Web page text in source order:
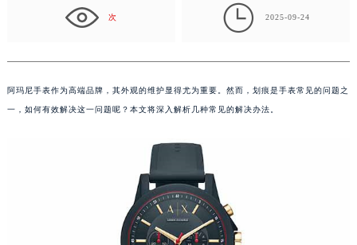
次  2025-09-24
阿玛尼手表作为高端品牌，其外观的维护显得尤为重要。然而，划痕是手表常见的问题之
一，如何有效解决这一问题呢？本文将深入解析几种常见的解决办法。